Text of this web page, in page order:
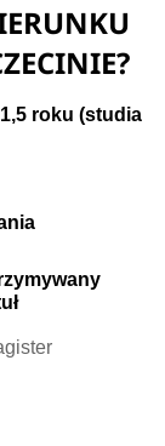
1,5 roku (studia